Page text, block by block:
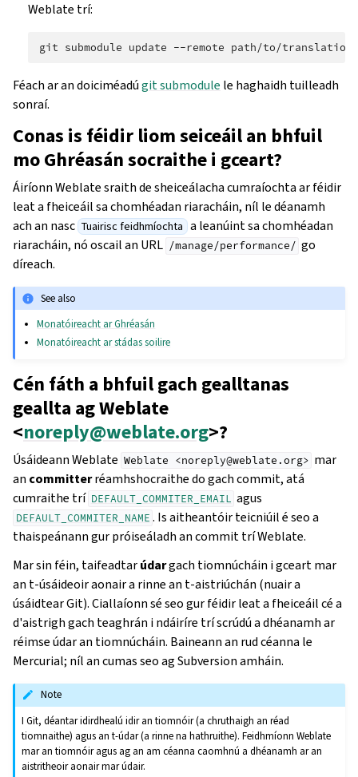
Weblate trí:
git submodule update --remote
Féach ar an doiciméadúgit submodule le haghaidh tuilleadh
sonraí.
Conas is féidir liom seiceáil an bhfuil
mo Ghréasán socraithe i gceart?
Áiríonn Weblate sraith de sheiceálacha cumraíochta ar féidir
leat a fheiceáil sa chomhéadan riaracháin, níl le déanamh
ach an nasc Tuairisc feidhmíochta a leanúint sa chomhéadan
riaracháin, nó oscail an URL /manage/performance/ go
díreach.
See also
Monatóireacht ar Ghréasán
Monatóireacht ar stádas soilire
Cén fáth a bhfuil gach gealltanas
geallta ag Weblate
<noreply@weblate.org>?
Úsáideann Weblate Weblate <noreply@weblate.org> mar
an committerréamhshocraithe do gach commit, atá
cumraithe trí DEFAULT_COMMITER_EMAIL agus
DEFAULT_COMMITER_NAME . Is aitheantóir teicniúil é seo a
thaispeánann gur próiseáladh an commit trí Weblate.
Mar sin féin, taifeadtarúdargach tiomnúcháin i gceart mar
an t-úsáideoir aonair a rinne an t-aistriúchán (nuair a
úsáidtear Git). Ciallaíonn sé seo gur féidir leat a fheiceáil cé a
d'aistrigh gach teaghrán i ndáiríre trí scrúdú a dhéanamh ar
réimse údar an tiomnúcháin. Baineann an rud céanna le
Mercurial; níl an cumas seo ag Subversion amháin.
Note
I Git, déantar idirdhealú idir an tiomnóir (a chruthaigh an réad
tiomnaithe) agus an t-údar (a rinne na hathruithe). Feidhmíonn Weblate
mar an tiomnóir agus ag an am céanna caomhnú a dhéanamh ar an
aistritheoir aonair mar údair.